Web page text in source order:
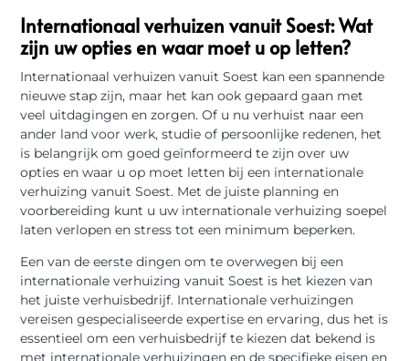
Internationaal verhuizen vanuit Soest: Wat
zijn uw opties en waar moet u op letten?
Internationaal verhuizen vanuit Soest kan een spannende
nieuwe stap zijn, maar het kan ook gepaard gaan met
veel uitdagingen en zorgen. Of u nu verhuist naar een
ander land voor werk, studie of persoonlijke redenen, het
is belangrijk om goed geïnformeerd te zijn over uw
opties en waar u op moet letten bij een internationale
verhuizing vanuit Soest. Met de juiste planning en
voorbereiding kunt u uw internationale verhuizing soepel
laten verlopen en stress tot een minimum beperken.
Een van de eerste dingen om te overwegen bij een
internationale verhuizing vanuit Soest is het kiezen van
het juiste verhuisbedrijf. Internationale verhuizingen
vereisen gespecialiseerde expertise en ervaring, dus het is
essentieel om een verhuisbedrijf te kiezen dat bekend is